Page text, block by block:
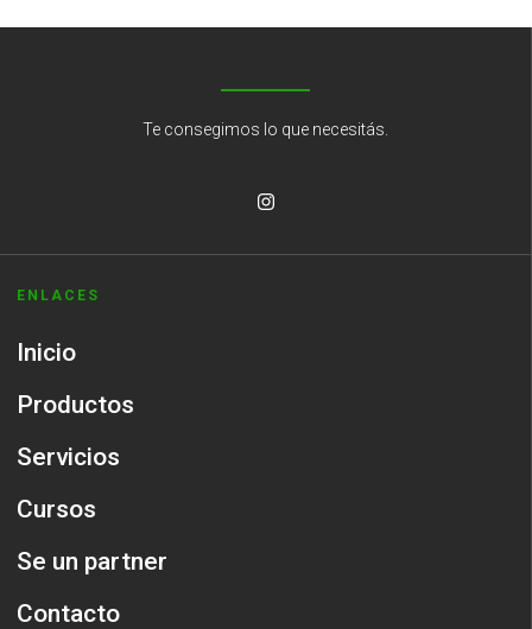
Te consegimos lo que necesitás.
ENLACES
Inicio
Productos
Servicios
Cursos
Se un partner
Contacto